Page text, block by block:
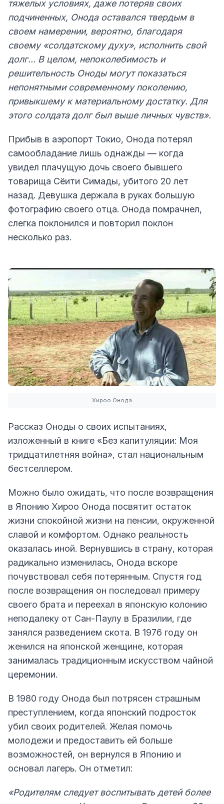
тяжелых условиях, даже потеряв своих
подчиненных, Онода оставался твердым в
своем намерении, вероятно, благодаря
своему «солдатскому духу», исполнить свой
долг... В целом, непоколебимость и
решительность Оноды могут показаться
непонятными современному поколению,
привыкшему к материальному достатку. Для
этого солдата долг был выше личных чувств».
Прибыв в аэропорт Токио, Онода потерял
самообладание лишь однажды — когда
увидел плачущую дочь своего бывшего
товарища Сёити Симады, убитого 20 лет
назад. Девушка держала в руках большую
фотографию своего отца. Онода помрачнел,
слегка поклонился и повторил поклон
несколько раз.
Хироо Онода
Рассказ Оноды о своих испытаниях,
изложенный в книге «Без капитуляции: Моя
тридцатилетняя война», стал национальным
бестселлером.
Можно было ожидать, что после возвращения
в Японию Хироо Онода посвятит остаток
жизни спокойной жизни на пенсии, окруженной
славой и комфортом. Однако реальность
оказалась иной. Вернувшись в страну, которая
радикально изменилась, Онода вскоре
почувствовал себя потерянным. Спустя год
после возвращения он последовал примеру
своего брата и переехал в японскую колонию
неподалеку от Сан-Паулу в Бразилии, где
занялся разведением скота. В 1976 году он
женился на японской женщине, которая
занималась традиционным искусством чайной
церемонии.
В 1980 году Онода был потрясен страшным
преступлением, когда японский подросток
убил своих родителей. Желая помочь
молодежи и предоставить ей больше
возможностей, он вернулся в Японию и
основал лагерь. Он отметил:
«Родителям следует воспитывать детей более